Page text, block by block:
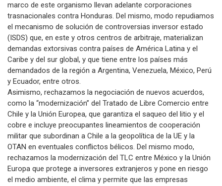
marco de este organismo llevan adelante corporaciones
trasnacionales contra Honduras. Del mismo, modo repudiamos
el mecanismo de solución de controversias inversor estado
(ISDS) que, en este y otros centros de arbitraje, materializan
demandas extorsivas contra países de América Latina y el
Caribe y del sur global, y que tiene entre los países más
demandados de la región a Argentina, Venezuela, México, Perú
y Ecuador, entre otros.
Asimismo, rechazamos la negociación de nuevos acuerdos,
como la “modernización” del Tratado de Libre Comercio entre
Chile y la Unión Europea, que garantiza el saqueo del litio y el
cobre e incluye preocupantes lineamientos de cooperación
militar que subordinan a Chile a la geopolítica de la UE y la
OTAN en eventuales conflictos bélicos. Del mismo modo,
rechazamos la modernización del TLC entre México y la Unión
Europa que protege a inversores extranjeros y pone en riesgo
el medio ambiente, el clima y permite que las empresas